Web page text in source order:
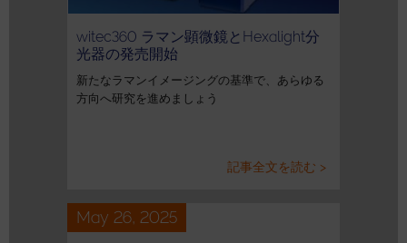
witec360 ラマン顕微鏡とHexalight分
光器の発売開始
新たなラマンイメージングの基準で、あらゆる
方向へ研究を進めましょう
記事全文を読む >
May 26, 2025